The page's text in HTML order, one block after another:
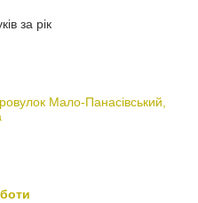
за рік
Мало-Панасівський,